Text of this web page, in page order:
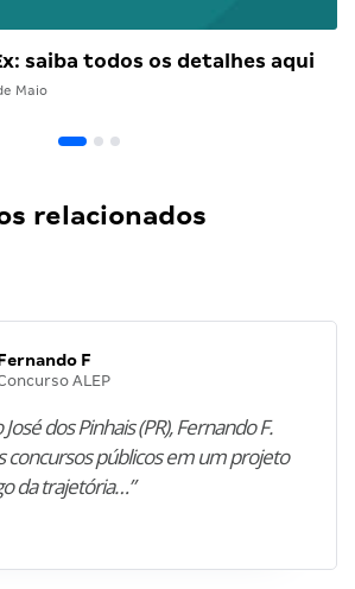
saiba todos os detalhes aqui
Maio
relacionados
F
ALEP
dos Pinhais (PR), Fernando F.
concursos públicos em um projeto
da trajetória…”